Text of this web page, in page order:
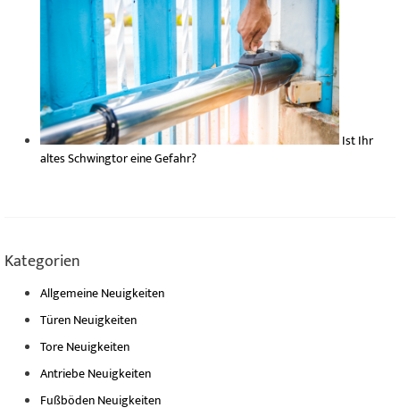
Ist Ihr
altes Schwingtor eine Gefahr?
Kategorien
Allgemeine Neuigkeiten
Türen Neuigkeiten
Tore Neuigkeiten
Antriebe Neuigkeiten
Fußböden Neuigkeiten